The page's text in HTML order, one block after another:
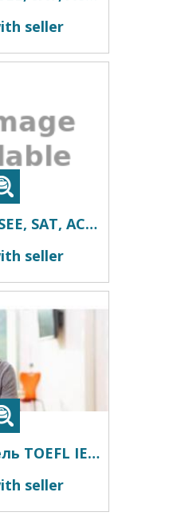
seller
Курсы SSAT, ISEE, SAT, ACT, TOEFL, TOEIC преподаватель, репетитор из США
seller
Преподаватель TOEFL IELTS TOEIC FCE BEC курсы репетитор из США
seller